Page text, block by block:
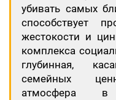
убивать самых
способствует
жестокости и
комплекса
глубинная,
семейных
атмосфера в